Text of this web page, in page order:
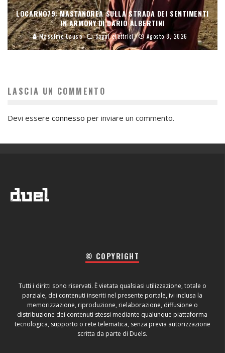
LOCARNO79: MASTANDREA SULLA STRADA DEI SENTIMENTI
IN ARMONY DI DARIO ALBERTINI
Massimo Causo Sogni elettrici Agosto 8, 2026
LASCIA UN COMMENTO
Devi essere connesso per inviare un commento.
© COPYRIGHT
Tutti i diritti sono riservati. È vietata qualsiasi utilizzazione, totale o
parziale, dei contenuti inseriti nel presente portale, ivi inclusa la
memorizzazione, riproduzione, rielaborazione, diffusione o
distribuzione dei contenuti stessi mediante qualunque piattaforma
tecnologica, supporto o rete telematica, senza previa autorizzazione
scritta da parte di Duels.